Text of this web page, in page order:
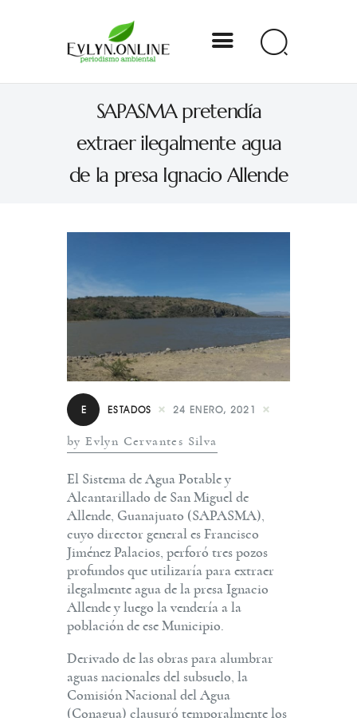
SAPASMA pretendía
extraer ilegalmente agua
de la presa Ignacio Allende
Evlyn Online
Periodismo para autogobernarse
Internacional
Estados
Opinión
E ESTADOS 24 ENERO, 2021
by Evlyn Cervantes Silva
El Sistema de Agua Potable y
Alcantarillado de San Miguel de
Allende, Guanajuato (SAPASMA),
cuyo director general es Francisco
Jiménez Palacios, perforó tres pozos
profundos que utilizaría para extraer
ilegalmente agua de la presa Ignacio
Allende y luego la vendería a la
población de ese Municipio.
Derivado de las obras para alumbrar
aguas nacionales del subsuelo, la
Comisión Nacional del Agua
(Conagua) clausuró temporalmente los